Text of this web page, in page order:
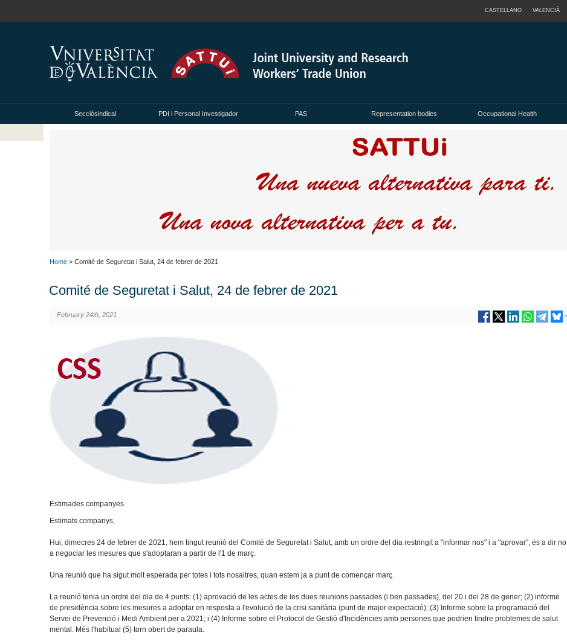
CASTELLANO VALENCIÀ
Secciósindical PDI i Personal Investigador PAS Representation bodies Occupational Health
Home > Comité de Seguretat i Salut, 24 de febrer de 2021
Comité de Seguretat i Salut, 24 de febrer de 2021
February 24th, 2021
Estimades companyes
Estimats companys,
Hui, dimecres 24 de febrer de 2021, hem tingut reunió del Comité de Seguretat i Salut, amb un ordre del dia restringit a "informar nos" i a "aprovar", és a dir no
a negociar les mesures que s'adoptaran a partir de l'1 de març.
Una reunió que ha sigut molt esperada per totes i tots nosaltres, quan estem ja a punt de començar març.
La reunió tenia un ordre del dia de 4 punts: (1) aprovació de les actes de les dues reunions passades (i ben passades), del 20 i del 28 de gener; (2) informe
de presidència sobre les mesures a adoptar en resposta a l'evolució de la crisi sanitària (punt de major expectació); (3) Informe sobre la programació del
Servei de Prevenció i Medi Ambient per a 2021; i (4) Informe sobre el Protocol de Gestió d'Incidències amb persones que podrien tindre problemes de salut
mental. Més l'habitual (5) torn obert de paraula.